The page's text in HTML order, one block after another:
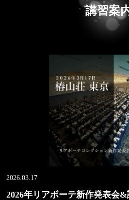
講習案
2026.03.17
2026年リアボーテ新作発表会